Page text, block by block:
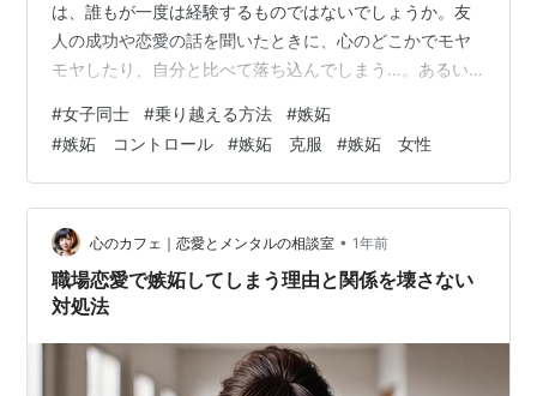
は、誰もが一度は経験するものではないでしょうか。友
人の成功や恋愛の話を聞いたときに、心のどこかでモヤ
モヤしたり、自分と比べて落ち込んでしまう…。あるい
まずさを感じることもあります。嫉妬は避けられない感
情ですが、そのままにしておくと関係がぎくしゃくし、
ストレスが積み重なってしまいます。 この記事では、女
子同士の嫉妬を健全に受け止め、無理なく乗り越えるた
めの考え方や実践方法を紹介します。人間関係に悩む方
が心を軽くし、より安心して自分らしく生きられるよ
う…
#女子同士 #乗り越える方法 #嫉妬
#嫉妬 コントロール #嫉妬 克服 #嫉妬 女性
心のカフェ｜恋愛とメンタルの相談室 • 1年前
職場恋愛で嫉妬してしまう理由と関係を壊さない
対処法